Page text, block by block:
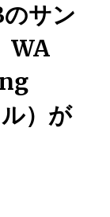
サン
WA
）が